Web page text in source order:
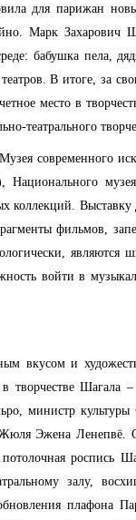
для парижан
Марк Захарович
бабушка пела,
В итоге, за
место в
театрального
современного
коллекций.
фильмов,
являются
войти в
вкусом и
творчестве Шагала
министр культуры
Эжена
роспись
залу,
плафона